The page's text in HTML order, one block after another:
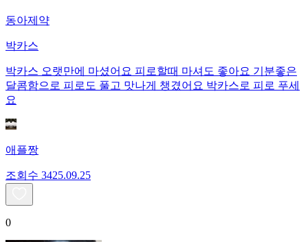
동아제약
박카스
박카스 오랫만에 마셨어요 피로할때 마셔도 좋아요 기분좋은
달콤함으로 피로도 풀고 맛나게 챙겼어요 박카스로 피로 푸세
요
애플짱
조회수 3425.09.25
0